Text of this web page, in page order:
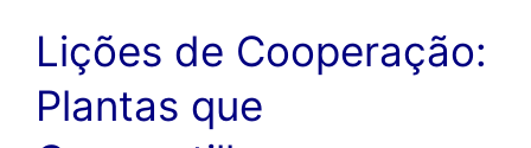
Lições de Cooperação:
Plantas que